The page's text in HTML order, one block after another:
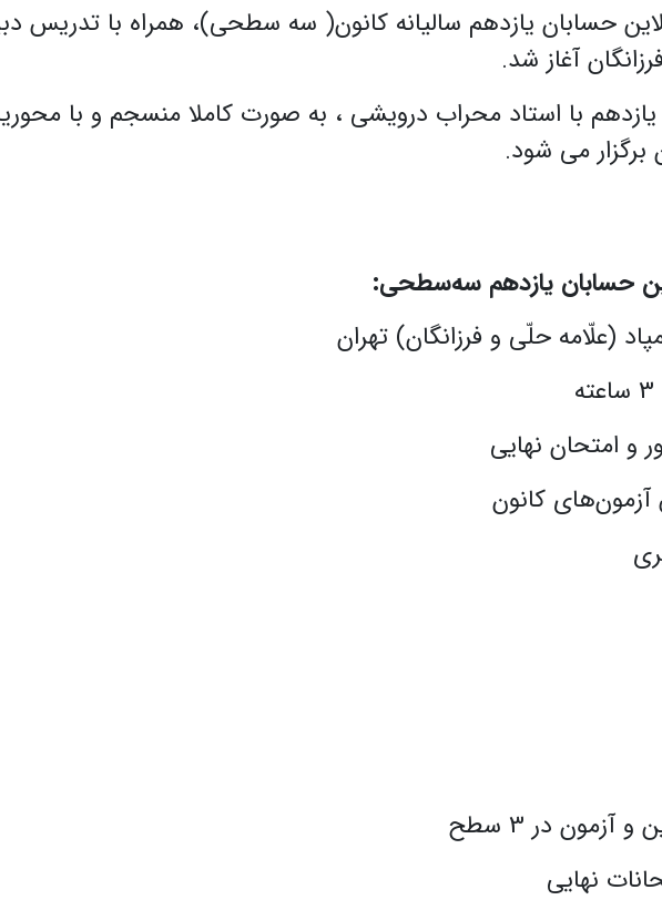
حسابان یازدهم سالیانه کانون( سه سطحی)، همراه با تدریس
آغاز شد.
یازدهم با استاد محراب درویشی ، به صورت کاملا منسجم و با
برگزار می شود.
حسابان یازدهم سه‌سطحی:
(علّامه حلّی و فرزانگان) تهران
و امتحان نهایی
کانون
در 3 سطح